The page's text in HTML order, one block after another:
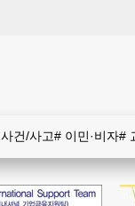
사건/사고# 이민·비자#